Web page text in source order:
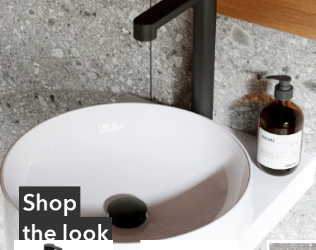
of
6
Shop
the look